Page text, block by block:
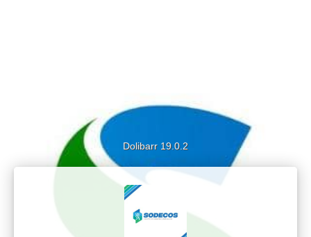
Dolibarr 19.0.2